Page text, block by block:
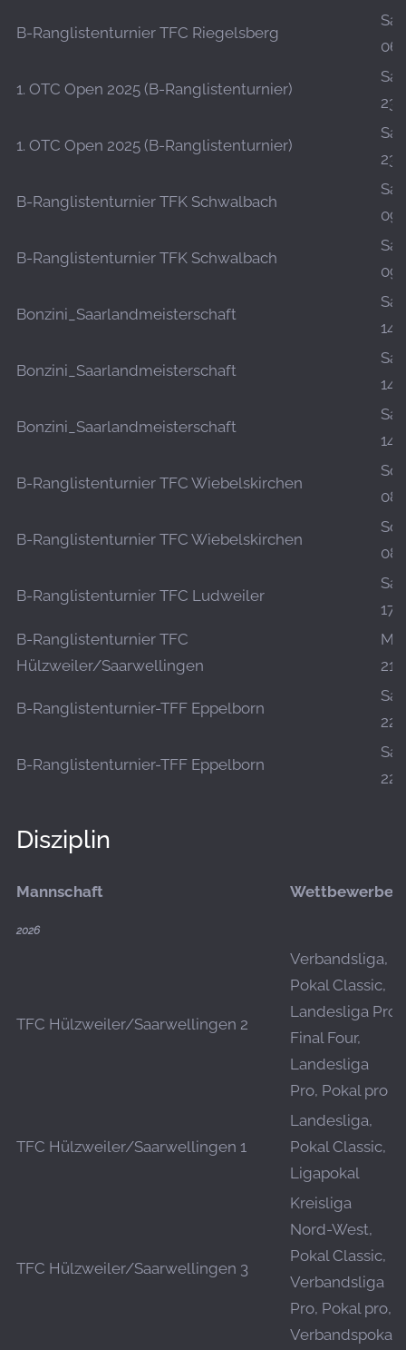
B-Ranglistenturnier TFC Riegelsberg
Sa.,
1. OTC Open 2025 (B-Ranglistenturnier)
Sa.,
1. OTC Open 2025 (B-Ranglistenturnier)
Sa.,
B-Ranglistenturnier TFK Schwalbach
Sa.,
B-Ranglistenturnier TFK Schwalbach
Sa.,
Bonzini_Saarlandmeisterschaft
Sa.,
Bonzini_Saarlandmeisterschaft
Sa.,
Bonzini_Saarlandmeisterschaft
Sa.,
B-Ranglistenturnier TFC Wiebelskirchen
So.,
B-Ranglistenturnier TFC Wiebelskirchen
So.,
B-Ranglistenturnier TFC Ludweiler
Sa.,
B-Ranglistenturnier TFC
Hülzweiler/Saarwellingen
B-Ranglistenturnier-TFF Eppelborn
Sa.,
B-Ranglistenturnier-TFF Eppelborn
Sa.,
Disziplin
Mannschaft Wettbewerbe
2026
TFC Hülzweiler/Saarwellingen 2
Verbandsliga,
Pokal Classic,
Landesliga Pro
Final Four,
Landesliga
Pro, Pokal pro
TFC Hülzweiler/Saarwellingen 1
Landesliga,
Pokal Classic,
Ligapokal
TFC Hülzweiler/Saarwellingen 3
Kreisliga
Nord-West,
Pokal Classic,
Verbandsliga
Pro, Pokal pro,
Verbandspokal